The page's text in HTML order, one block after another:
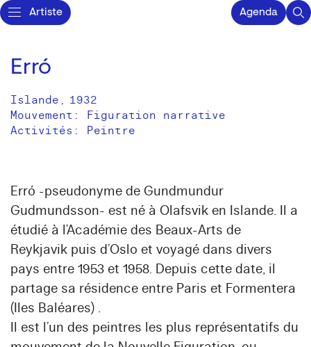
Artiste Agenda
Erró
Islande , 1932
Mouvement: Figuration narrative
Activités: Peintre
Erró -pseudonyme de Gundmundur
Gudmundsson- est né à Olafsvik en Islande. Il a
étudié à l’Académie des Beaux-Arts de
Reykjavik puis d’Oslo et voyagé dans divers
pays entre 1953 et 1958. Depuis cette date, il
partage sa résidence entre Paris et Formentera
(Iles Baléares) .
Il est l’un des peintres les plus représentatifs du